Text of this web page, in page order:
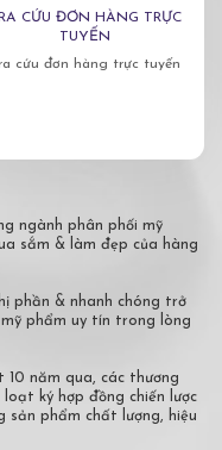
CỨU ĐƠN HÀNG TRỰC
TUYẾN
cứu đơn hàng trực tuyến
ngành phân phối mỹ
sắm & làm đẹp của hàng
phần & nhanh chóng trở
phẩm uy tín trong lòng
năm qua, các thương
ký hợp đồng chiến lược
sản phẩm chất lượng, hiệu